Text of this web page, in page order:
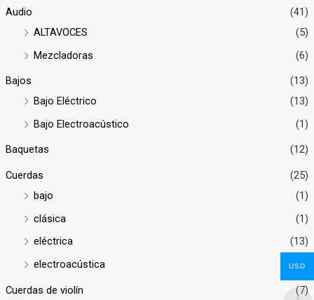
Audio
(41)
ALTAVOCES
(5)
Mezcladoras
(6)
Bajos
(13)
Bajo Eléctrico
(13)
Bajo Electroacústico
(1)
Baquetas (12)
Cuerdas
(25)
bajo
(1)
clásica
(1)
eléctrica
(13)
electroacústica
(2)
Cuerdas de violín (7)
USD